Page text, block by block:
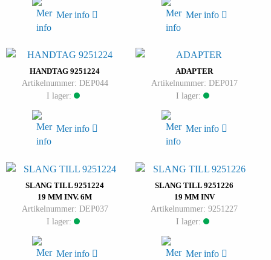
Mer info Mer info
HANDTAG 9251224
Artikelnummer: DEP044
I lager:
Mer info
ADAPTER
Artikelnummer: DEP017
I lager:
Mer info
SLANG TILL 9251224
19 MM INV. 6M
Artikelnummer: DEP037
I lager:
Mer info
SLANG TILL 9251226
19 MM INV
Artikelnummer: 9251227
I lager:
Mer info